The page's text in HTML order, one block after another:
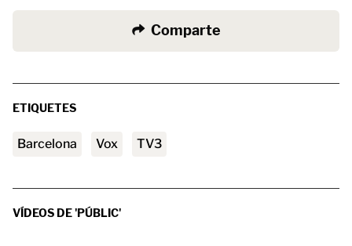
Comparte
ETIQUETES
barcelona vox TV3
VÍDEOS DE 'PÚBLIC'